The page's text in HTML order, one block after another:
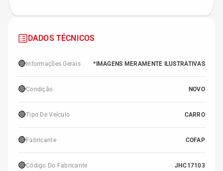
DADOS TÉCNICOS
🔴 Informações Gerais *IMAGENS MERAMENTE ILUSTRATIVAS
🔴Condição NOVO
🔴Tipo De Veículo CARRO
🔴 Fabricante COFAP
🔴Código Do Fabricante JHC17103